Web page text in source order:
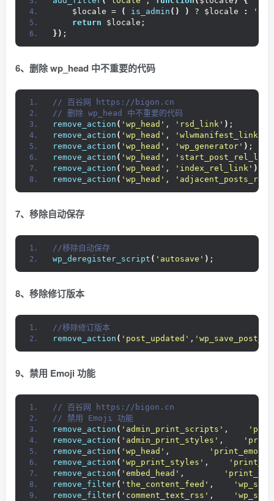
    $locale =
( is_admin () ) ? $locale :
return $locale;
}) ;
6、删除 wp_head 中不重要的代码
// 百谷网 https://bigon.cn
// 删除 wp_head 中不重要的代码
remove_action ( 'wp_head' , 'rsd_link' ) ;
remove_action ( 'wp_head' , 'wlwmanifest_link'
remove_action ( 'wp_head' , 'wp_generator' ) ;
remove_action ( 'wp_head' ,
remove_action ( 'wp_head' , 'index_rel_link' )
remove_action ( 'wp_head' ,
7、移除自动保存
//移除自动保存
wp_deregister_script ( 'autosave' ) ;
8、移除修订版本
//移除修订版本
remove_action ( 'post_updated' ,
9、禁用 Emoji 功能
// 百谷网 https://bigon.cn
// 禁用 Emoji 功能
remove_action ( 'admin_print_scripts' ,
remove_action ( 'admin_print_styles' ,
remove_action ( 'wp_head' ,
remove_action ( 'wp_print_styles' ,
remove_action ( 'embed_head' ,
remove_filter( 'the_content_feed' ,
remove_filter( 'comment_text_rss' ,